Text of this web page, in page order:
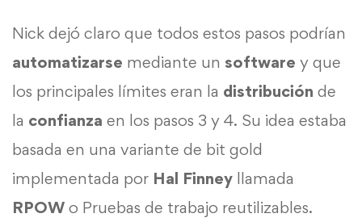
Nick dejó claro que todos estos pasos podrían
automatizarse mediante un software y que
los principales límites eran la distribución de
la confianza en los pasos 3 y 4. Su idea estaba
basada en una variante de bit gold
implementada por Hal Finney llamada
RPOW o Pruebas de trabajo reutilizables.